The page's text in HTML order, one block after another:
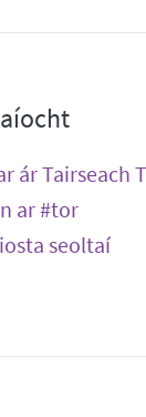
ár Tairseach
ar #tor
seoltaí